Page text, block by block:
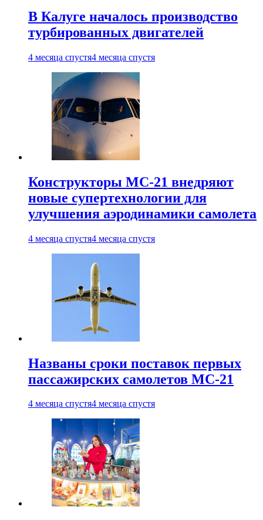
В Калуге началось производство
турбированных двигателей
4 месяца спустя4 месяца спустя
Конструкторы МС-21 внедряют
новые супертехнологии для
улучшения аэродинамики самолета
4 месяца спустя4 месяца спустя
Названы сроки поставок первых
пассажирских самолетов МС-21
4 месяца спустя4 месяца спустя